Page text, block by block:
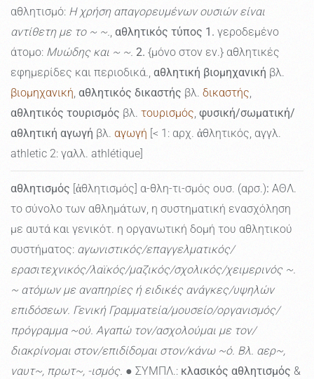
αθλητισμό: Η χρήση απαγορευμένων ουσιών είναι
αντίθετη με το ~ ~., αθλητικός τύπος 1. γεροδεμένο
άτομο: Μυώδης και ~ ~. 2. {μόνο στον εν.} αθλητικές
εφημερίδες και περιοδικά., αθλητική βιομηχανική βλ.
βιομηχανική, αθλητικός δικαστής βλ. δικαστής,
αθλητικός τουρισμός βλ. τουρισμός, φυσική/σωματική/
αθλητική αγωγή βλ. αγωγή [< 1: αρχ. ἀθλητικός, αγγλ.
athletic 2: γαλλ. athlétique]
αθλητισμός [ἀθλητισμός] α-θλη-τι-σμός ουσ. (αρσ.): ΑΘΛ.
το σύνολο των αθλημάτων, η συστηματική ενασχόληση
με αυτά και γενικότ. η οργανωτική δομή του αθλητικού
συστήματος: αγωνιστικός/επαγγελματικός/
ερασιτεχνικός/λαϊκός/μαζικός/σχολικός/χειμερινός ~.
~ ατόμων με αναπηρίες ή ειδικές ανάγκες/υψηλών
επιδόσεων. Γενική Γραμματεία/μουσείο/οργανισμός/
πρόγραμμα ~ού. Αγαπώ τον/ασχολούμαι με τον/
διακρίνομαι στον/επιδίδομαι στον/κάνω ~ό. Βλ. αερ~,
ναυτ~, πρωτ~, -ισμός. ● ΣΥΜΠΛ.: κλασικός αθλητισμός &